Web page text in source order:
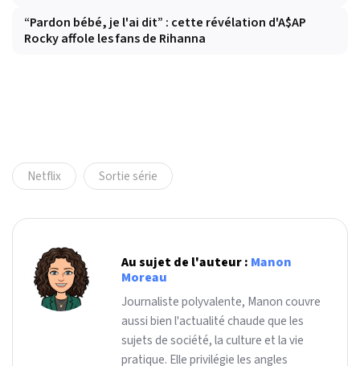
“Pardon bébé, je l'ai dit” : cette révélation d'A$AP
Rocky affole les fans de Rihanna
Netflix Sortie série
Au sujet de l'auteur : Manon
Moreau
Journaliste polyvalente, Manon couvre
aussi bien l'actualité chaude que les
sujets de société, la culture et la vie
pratique. Elle privilégie les angles